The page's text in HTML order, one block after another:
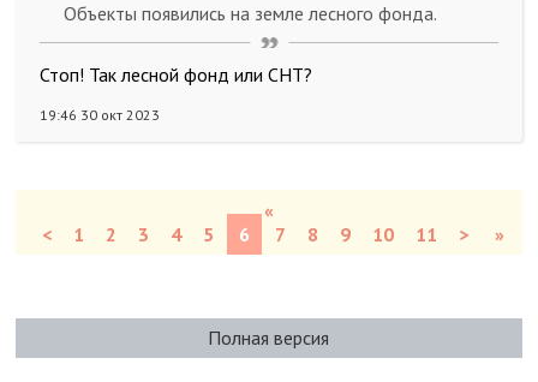
Объекты появились на земле лесного фонда.
Стоп! Так лесной фонд или СНТ?
19:46 30 окт 2023
«
<
1 2 3 4 5 6 7 8 9 10 11 > »
Полная версия